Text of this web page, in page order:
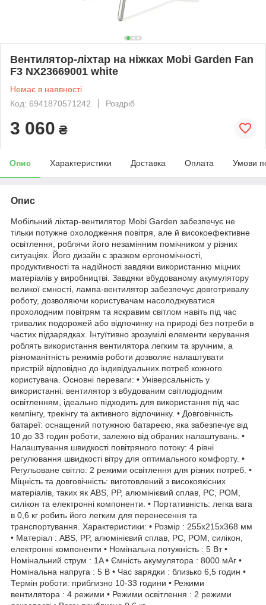
Вентилятор-ліхтар на ніжках Mobi Garden Fan
F3 NX23669001 white
Немає в наявності
Код: 6941870571242
Роздріб
3 060 ₴
Опис Характеристики Доставка Оплата Умови
Опис
Мобільний ліхтар-вентилятор Mobi Garden забезпечує не
тільки потужне охолодження повітря, але й високоефективне
освітлення, роблячи його незамінним помічником у різних
ситуаціях. Його дизайн є зразком ергономічності,
продуктивності та надійності завдяки використанню міцних
матеріалів у виробництві. Завдяки вбудованому акумулятору
великої ємності, лампа-вентилятор забезпечує довготривалу
роботу, дозволяючи користувачам насолоджуватися
прохолодним повітрям та яскравим світлом навіть під час
тривалих подорожей або відпочинку на природі без потреби в
частих підзарядках. Інтуїтивно зрозумілі елементи керування
роблять використання вентилятора легким та зручним, а
різноманітність режимів роботи дозволяє налаштувати
пристрій відповідно до індивідуальних потреб кожного
користувача. Основні переваги: • Універсальність у
використанні: вентилятор з вбудованим світлодіодним
освітленням, ідеально підходить для використання під час
кемпінгу, трекінгу та активного відпочинку. • Довговічність
батареї: оснащений потужною батареєю, яка забезпечує від
10 до 33 годин роботи, залежно від обраних налаштувань. •
Налаштування швидкості повітряного потоку: 4 рівні
регулювання швидкості вітру для оптимального комфорту. •
Регульоване світло: 2 режими освітлення для різних потреб. •
Міцність та довговічність: виготовлений з високоякісних
матеріалів, таких як ABS, PP, алюмінієвий сплав, PC, POM,
силікон та електронні компоненти. • Портативність: легка вага
в 0,6 кг робить його легким для перенесення та
транспортування. Характеристики: • Розмір : 255х215х368 мм
• Матеріал : ABS, PP, алюмінієвий сплав, PC, POM, силікон,
електронні компоненти • Номінальна потужність : 5 Вт •
Номінальний струм : 1A • Ємність акумулятора : 8000 мАг •
Номінальна напруга : 5 В • Час зарядки : близько 6,5 годин •
Термін роботи: приблизно 10-33 години • Режими
вентилятора : 4 режими • Режими освітлення : 2 режими